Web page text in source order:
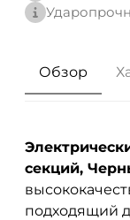
Обзор
секций,
подходящий